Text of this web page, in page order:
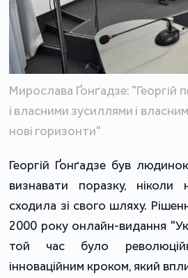
Мирослава Ґонґадзе: "Георгій
і власними зусиллями і
нові горизонти"
Георгій Ґонґадзе був
визнавати поразку,
сходила зі свого шляху.
2000 року онлайн-видання
той час було
інноваційним кроком, який